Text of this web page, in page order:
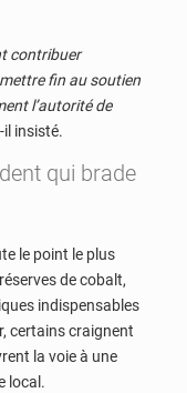
contribuer
fin au soutien
l’autorité de
il insisté.
qui brade
le point le plus
de cobalt,
indispensables
certains craignent
la voie à une
local.